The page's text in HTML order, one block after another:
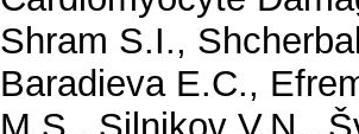
Shram S.I.,
Baradieva E.C.,